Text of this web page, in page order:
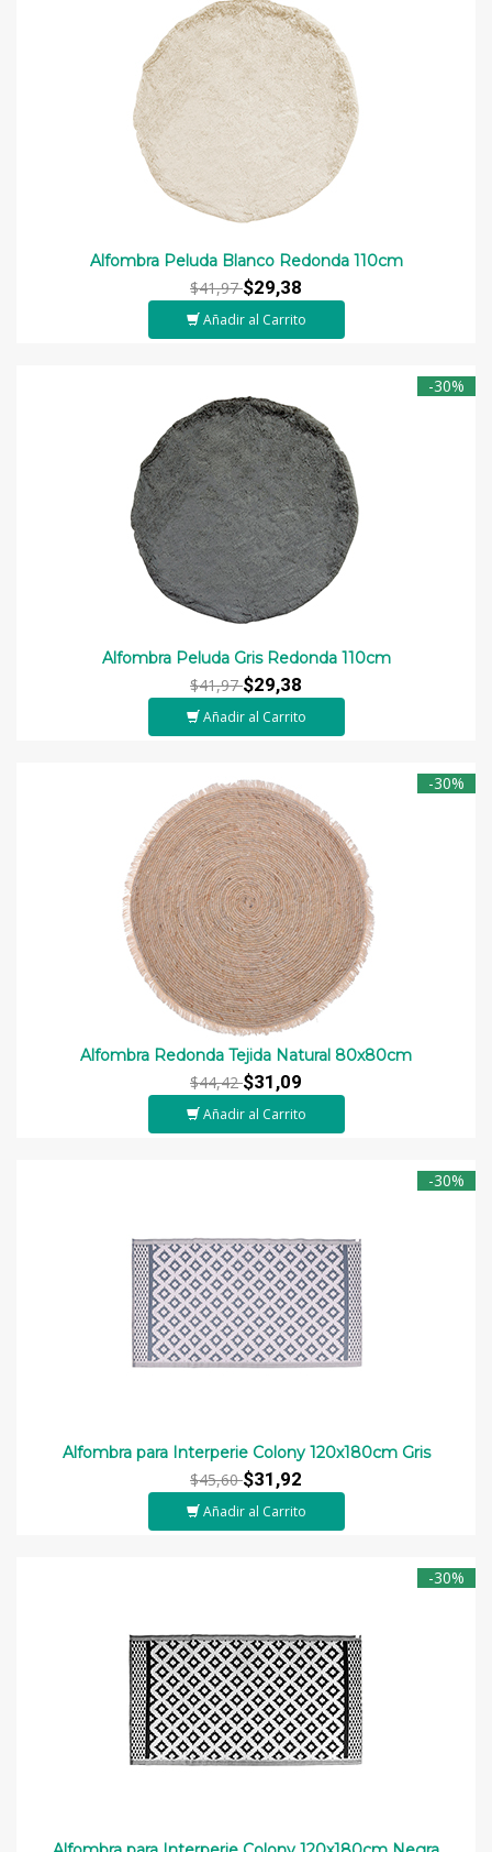
Alfombra Peluda Blanco Redonda 110cm
$41,97$29,38
Añadir al Carrito
-30%
Alfombra Peluda Gris Redonda 110cm
$41,97$29,38
Añadir al Carrito
-30%
Alfombra Redonda Tejida Natural 80x80cm
$44,42$31,09
Añadir al Carrito
-30%
Alfombra para Interperie Colony 120x180cm Gris
$45,60$31,92
Añadir al Carrito
-30%